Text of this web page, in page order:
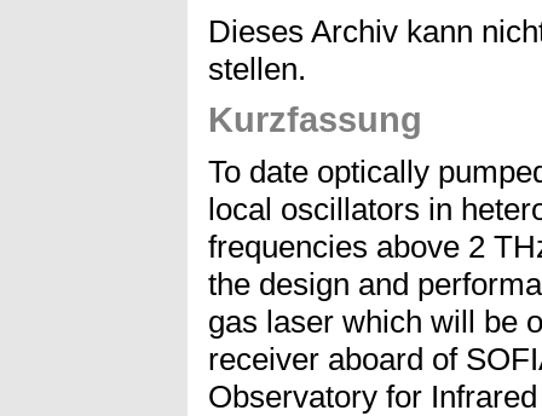
Dieses Archiv kann
stellen.
Kurzfassung
To date optically
local oscillators in
frequencies above 2
the design and
gas laser which will be
receiver aboard of
Observatory for